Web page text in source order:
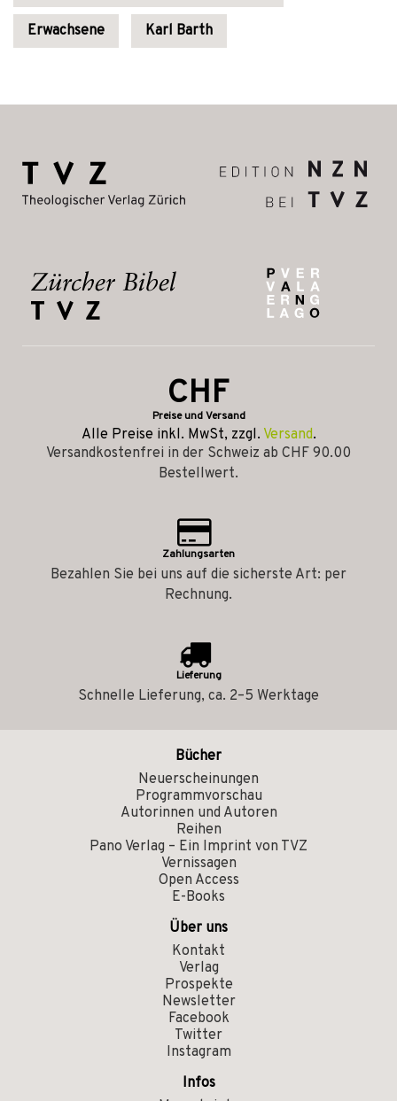
Erwachsene Karl Barth
CHF
Preise und Versand
Alle Preise inkl. MwSt, zzgl. Versand.
Versandkostenfrei in der Schweiz ab CHF 90.00
Bestellwert.
Zahlungsarten
Bezahlen Sie bei uns auf die sicherste Art: per
Rechnung.
Lieferung
Schnelle Lieferung, ca. 2–5 Werktage
Bücher
Neuerscheinungen
Programmvorschau
Autorinnen und Autoren
Reihen
Pano Verlag – Ein Imprint von TVZ
Vernissagen
Open Access
E-Books
Über uns
Kontakt
Verlag
Prospekte
Newsletter
Facebook
Twitter
Instagram
Infos